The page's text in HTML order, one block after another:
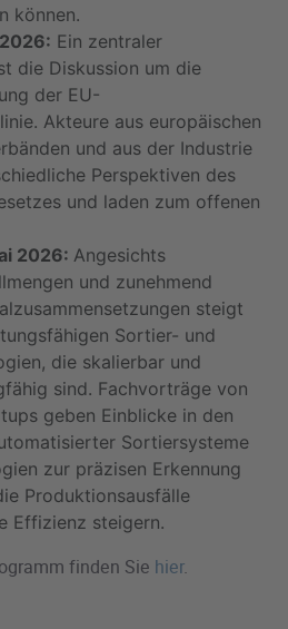
können.
Ein zentraler
die Diskussion um die
der EU-
Akteure aus europäischen
und aus der Industrie
Perspektiven des
und laden zum offenen
2026: Angesichts
und zunehmend
steigt
Sortier- und
die skalierbar und
sind. Fachvorträge von
geben Einblicke in den
Sortiersysteme
zur präzisen Erkennung
Produktionsausfälle
Effizienz steigern.
finden Sie hier.